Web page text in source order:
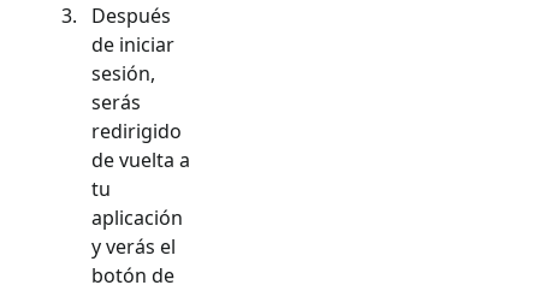
Después
de iniciar
sesión,
serás
redirigido
de vuelta a
tu
aplicación
y verás el
botón de